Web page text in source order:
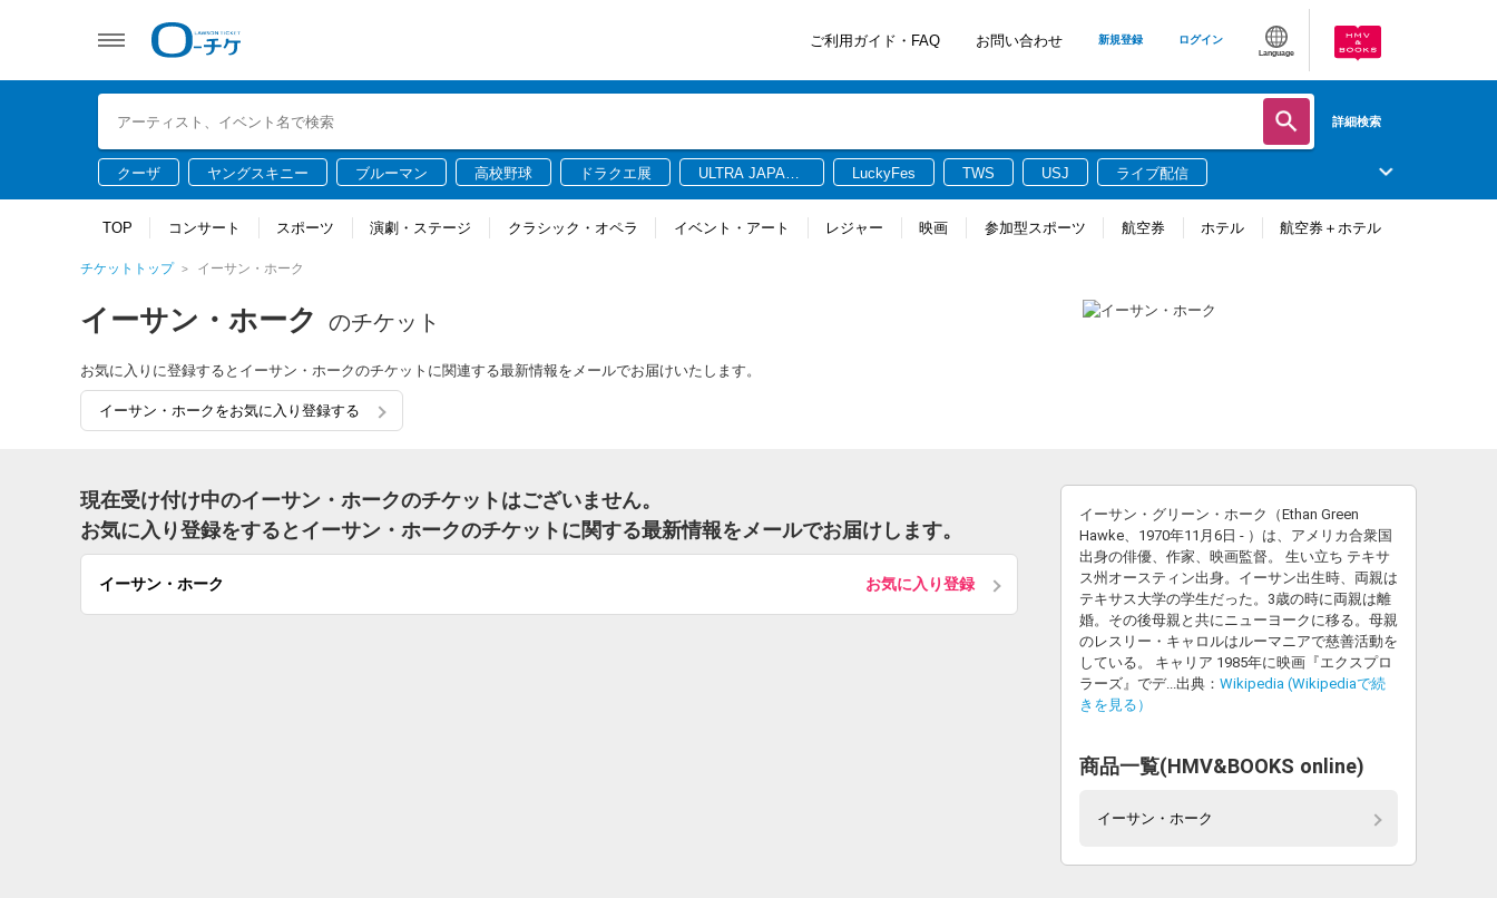
ご利用ガイド・FAQ お問い合わせ 新規登録 ログイン
Language
詳細検索
クーザ ヤングスキニー ブルーマン 高校野球 ドラクエ展
ULTRA JAPAN
LuckyFes TWS USJ ライブ配信
TOP コンサート スポーツ 演劇・ステージ クラシック・オペラ イベント・アート レジャー 映画 参加型スポーツ 航空券 ホテル 航空券＋ホテル
チケットトップ イーサン・ホーク
イーサン・ホーク のチケット
お気に入りに登録するとイーサン・ホークのチケットに関連する最新情報をメールでお届けいたします。
イーサン・ホークをお気に入り登録する
現在受け付け中のイーサン・ホークのチケットはございません。
お気に入り登録をするとイーサン・ホークのチケットに関する最新情報をメールでお届けします。
イーサン・ホーク お気に入り登録
イーサン・グリーン・ホーク（Ethan Green
Hawke、1970年11月6日 - ）は、アメリカ合衆国
出身の俳優、作家、映画監督。 生い立ち テキサ
ス州オースティン出身。イーサン出生時、両親は
テキサス大学の学生だった。3歳の時に両親は離
婚。その後母親と共にニューヨークに移る。母親
のレスリー・キャロルはルーマニアで慈善活動を
している。 キャリア 1985年に映画『エクスプロ
ラーズ』でデ...出典： Wikipedia (Wikipediaで続
きを見る）
商品一覧(HMV&BOOKS online)
イーサン・ホーク